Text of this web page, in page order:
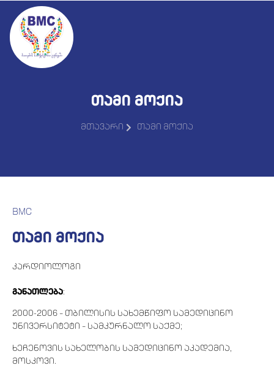
თამი მოქია
მთავარი თამი მოქია
BMC
თამი მოქია
კარდიოლოგი
განათლება:
2000-2006 – თბილისის სახემწიფო სამედიცინო
უნივერსიტეტი – სამკურნალო საქმე;
ხეჩენოვის სახელობის სამედიცინო აკადემია,
მოსკოვი.